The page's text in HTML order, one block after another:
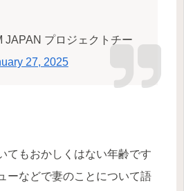
プロジェクトチー
27, 2025
てもおかしくはない年齢です
ーなどで妻のことについて語